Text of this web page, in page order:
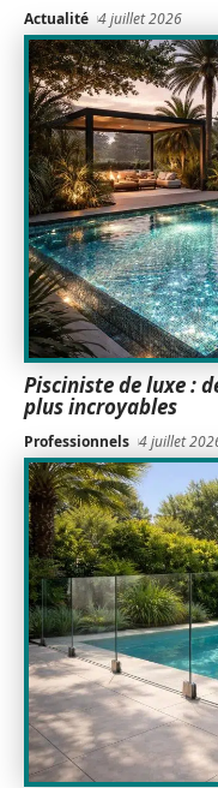
Actualité 4 juillet 2026
Pisciniste de luxe :
plus incroyables
Professionnels 4 juillet